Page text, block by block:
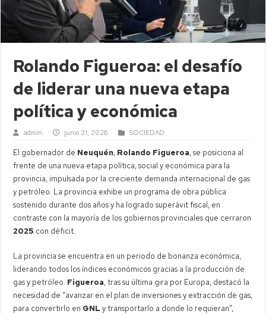
Rolando Figueroa: el desafío
de liderar una nueva etapa
política y económica
admin junio 21, 2026 SOCIEDAD
El gobernador de Neuquén, Rolando Figueroa, se posiciona al
frente de una nueva etapa política, social y económica para la
provincia, impulsada por la creciente demanda internacional de gas
y petróleo. La provincia exhibe un programa de obra pública
sostenido durante dos años y ha logrado superávit fiscal, en
contraste con la mayoría de los gobiernos provinciales que cerraron
2025 con déficit.
La provincia se encuentra en un periodo de bonanza económica,
liderando todos los índices económicos gracias a la producción de
gas y petróleo. Figueroa, tras su última gira por Europa, destacó la
necesidad de “avanzar en el plan de inversiones y extracción de gas,
para convertirlo en GNL y transportarlo a donde lo requieran”,